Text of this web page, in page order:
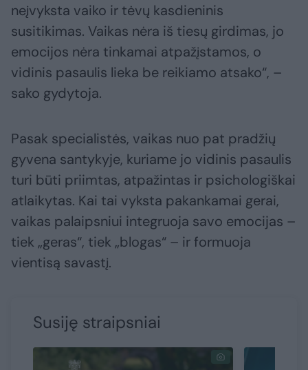
neįvyksta vaiko ir tėvų kasdieninis
susitikimas. Vaikas nėra iš tiesų girdimas, jo
emocijos nėra tinkamai atpažįstamos, o
vidinis pasaulis lieka be reikiamo atsako“, –
sako gydytoja.
Pasak specialistės, vaikas nuo pat pradžių
gyvena santykyje, kuriame jo vidinis pasaulis
turi būti priimtas, atpažintas ir psichologiškai
atlaikytas. Kai tai vyksta pakankamai gerai,
vaikas palaipsniui integruoja savo emocijas –
tiek „geras“, tiek „blogas“ – ir formuoja
vientisą savastį.
Susiję straipsniai